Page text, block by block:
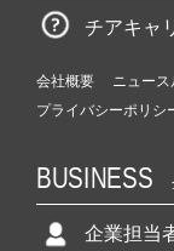
チアキャ
会社概要 ニュース
プライバシーポリシ
BUSINESS
企業担当